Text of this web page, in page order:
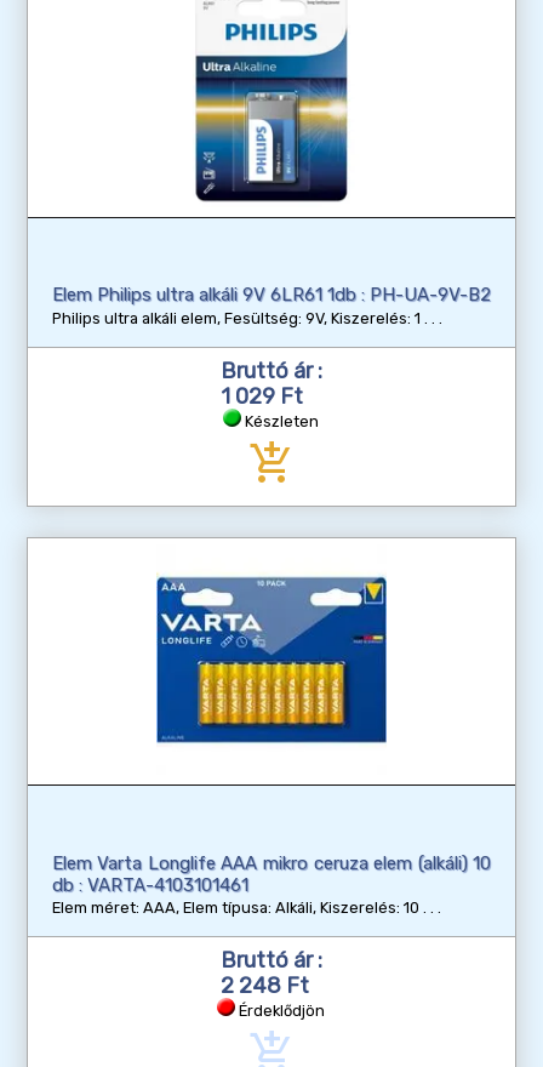
Elem Philips ultra alkáli 9V 6LR61 1db : PH-UA-9V-B2
Philips ultra alkáli elem, Fesültség: 9V, Kiszerelés: 1
Bruttó ár :
1 029 Ft
Készleten
add_shopping_cart
Elem Varta Longlife AAA mikro ceruza elem (alkáli) 10
db : VARTA-4103101461
Elem méret: AAA, Elem típusa: Alkáli, Kiszerelés: 10
Bruttó ár :
2 248 Ft
Érdeklődjön
add_shopping_cart